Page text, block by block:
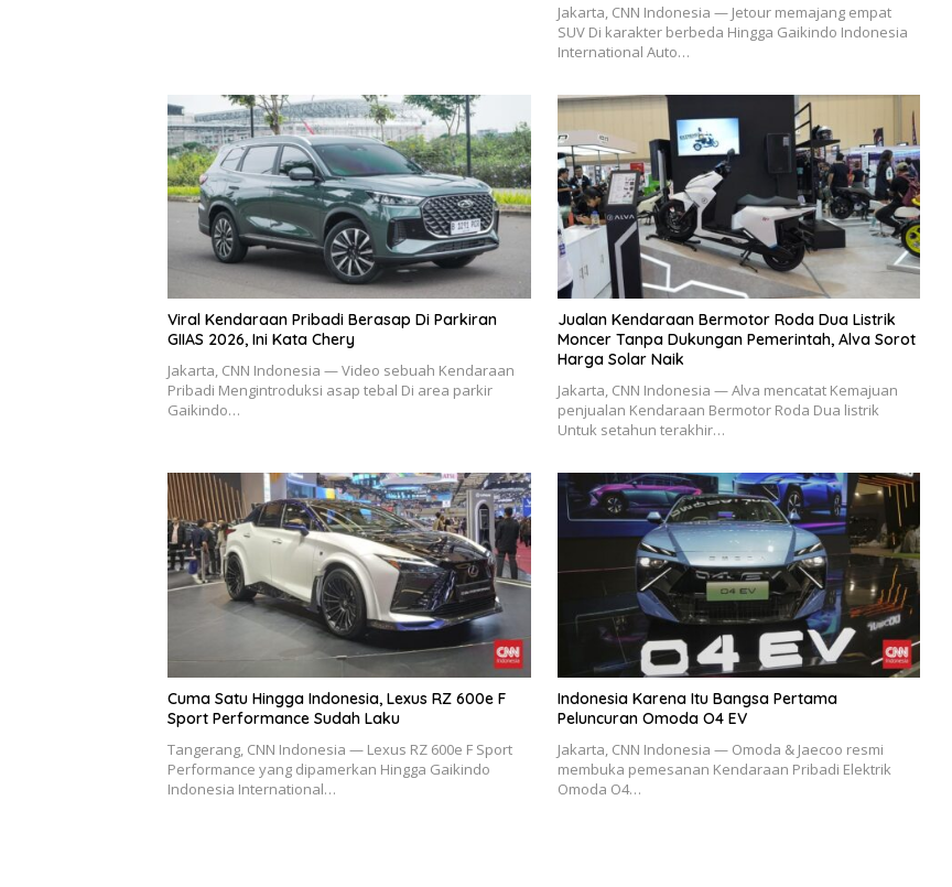
Jakarta, CNN Indonesia — Jetour memajang empat
SUV Di karakter berbeda Hingga Gaikindo Indonesia
International Auto…
Viral Kendaraan Pribadi Berasap Di Parkiran
GIIAS 2026, Ini Kata Chery
Jakarta, CNN Indonesia — Video sebuah Kendaraan
Pribadi Mengintroduksi asap tebal Di area parkir
Gaikindo…
Jualan Kendaraan Bermotor Roda Dua Listrik
Moncer Tanpa Dukungan Pemerintah, Alva Sorot
Harga Solar Naik
Jakarta, CNN Indonesia — Alva mencatat Kemajuan
penjualan Kendaraan Bermotor Roda Dua listrik
Untuk setahun terakhir…
Cuma Satu Hingga Indonesia, Lexus RZ 600e F
Sport Performance Sudah Laku
Tangerang, CNN Indonesia — Lexus RZ 600e F Sport
Performance yang dipamerkan Hingga Gaikindo
Indonesia International…
Indonesia Karena Itu Bangsa Pertama
Peluncuran Omoda O4 EV
Jakarta, CNN Indonesia — Omoda & Jaecoo resmi
membuka pemesanan Kendaraan Pribadi Elektrik
Omoda O4…